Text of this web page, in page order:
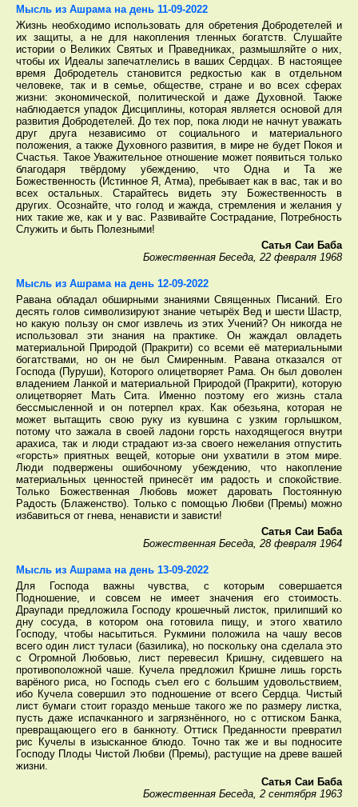
Мысль из Ашрама на день 11-09-2022
Жизнь необходимо использовать для обретения Добродетелей и
их защиты, а не для накопления тленных богатств. Слушайте
истории о Великих Святых и Праведниках, размышляйте о них,
чтобы их Идеалы запечатлелись в ваших Сердцах. В настоящее
время Добродетель становится редкостью как в отдельном
человеке, так и в семье, обществе, стране и во всех сферах
жизни: экономической, политической и даже Духовной. Также
наблюдается упадок Дисциплины, которая является основой для
развития Добродетелей. До тех пор, пока люди не начнут уважать
друг друга независимо от социального и материального
положения, а также Духовного развития, в мире не будет Покоя и
Счастья. Такое Уважительное отношение может появиться только
благодаря твёрдому убеждению, что Одна и Та же
Божественность (Истинное Я, Атма), пребывает как в вас, так и во
всех остальных. Старайтесь видеть эту Божественность в
других. Осознайте, что голод и жажда, стремления и желания у
них такие же, как и у вас. Развивайте Сострадание, Потребность
Служить и быть Полезными!
Сатья Саи Баба
Божественная Беседа, 22 февраля 1968
Мысль из Ашрама на день 12-09-2022
Равана обладал обширными знаниями Священных Писаний. Его
десять голов символизируют знание четырёх Вед и шести Шастр,
но какую пользу он смог извлечь из этих Учений? Он никогда не
использовал эти знания на практике. Он жаждал овладеть
материальной Природой (Пракрити) со всеми её материальными
богатствами, но он не был Смиренным. Равана отказался от
Господа (Пуруши), Которого олицетворяет Рама. Он был доволен
владением Ланкой и материальной Природой (Пракрити), которую
олицетворяет Мать Сита. Именно поэтому его жизнь стала
бессмысленной и он потерпел крах. Как обезьяна, которая не
может вытащить свою руку из кувшина с узким горлышком,
потому что зажала в своей ладони горсть находящегося внутри
арахиса, так и люди страдают из-за своего нежелания отпустить
«горсть» приятных вещей, которые они ухватили в этом мире.
Люди подвержены ошибочному убеждению, что накопление
материальных ценностей принесёт им радость и спокойствие.
Только Божественная Любовь может даровать Постоянную
Радость (Блаженство). Только с помощью Любви (Премы) можно
избавиться от гнева, ненависти и зависти!
Сатья Саи Баба
Божественная Беседа, 28 февраля 1964
Мысль из Ашрама на день 13-09-2022
Для Господа важны чувства, с которым совершается
Подношение, и совсем не имеет значения его стоимость.
Драупади предложила Господу крошечный листок, прилипший ко
дну сосуда, в котором она готовила пищу, и этого хватило
Господу, чтобы насытиться. Рукмини положила на чашу весов
всего один лист туласи (базилика), но поскольку она сделала это
с Огромной Любовью, лист перевесил Кришну, сидевшего на
противоположной чаше. Кучела предложил Кришне лишь горсть
варёного риса, но Господь съел его с большим удовольствием,
ибо Кучела совершил это подношение от всего Сердца. Чистый
лист бумаги стоит гораздо меньше такого же по размеру листка,
пусть даже испачканного и загрязнённого, но с оттиском Банка,
превращающего его в банкноту. Оттиск Преданности превратил
рис Кучелы в изысканное блюдо. Точно так же и вы подносите
Господу Плоды Чистой Любви (Премы), растущие на древе вашей
жизни.
Сатья Саи Баба
Божественная Беседа, 2 сентября 1963